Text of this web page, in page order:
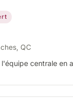
QC
centrale en